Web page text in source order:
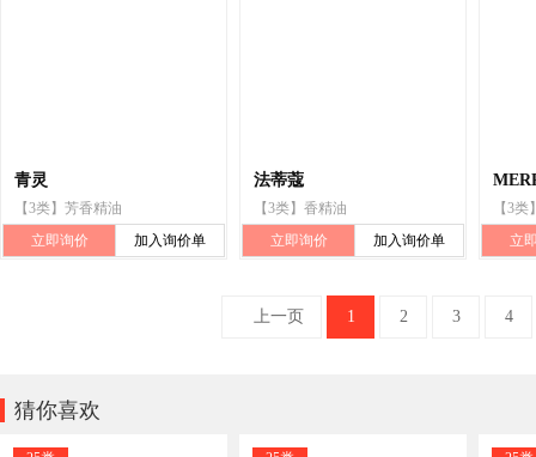
青灵
【3类】芳香精油
立即询价
加入询价单
法蒂蔻
【3类】香精油
立即询价
加入询价单
【3
立
上一页 1 2 3 4
猜你喜欢